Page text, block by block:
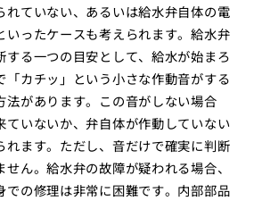
れていない、あるいは給水弁自体の電
いったケースも考えられます。給水弁
する一つの目安として、給水が始まろ
「カチッ」という小さな作動音がする
法があります。この音がしない場合
ていないか、弁自体が作動していない
れます。ただし、音だけで確実に判断
ん。給水弁の故障が疑われる場合、
での修理は非常に困難です。内部部品